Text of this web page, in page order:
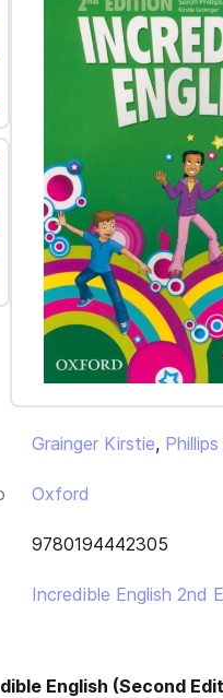
Grainger Kirstie,
Oxford
9780194442305
Incredible English 2nd
English (Second